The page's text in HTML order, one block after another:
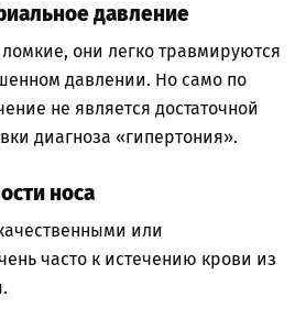
давление
они легко травмируются
давлении. Но само по
не является достаточной
диагноза «гипертония».
носа
или
часто к истечению крови из